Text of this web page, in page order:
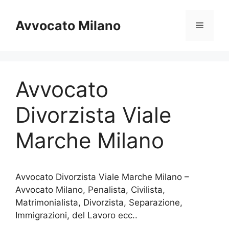
contenuto
Avvocato Milano Menu
Avvocato
Divorzista Viale
Marche Milano
Avvocato Divorzista Viale Marche Milano –
Avvocato Milano, Penalista, Civilista,
Matrimonialista, Divorzista, Separazione,
Immigrazioni, del Lavoro ecc..